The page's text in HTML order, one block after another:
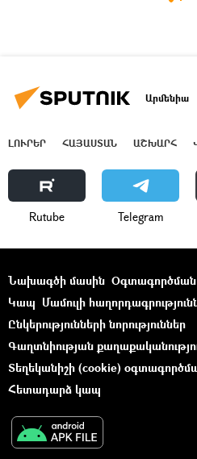
Արմենիա
ԼՈՒՐԵՐ ՀԱՅԱՍՏԱՆ ԱՇԽԱՐՀ
Rutube Telegram
Նախագծի մասին Օգտագործման
Կապ Մամուլի
Ընկերությունների նորություններ
Գաղտնիության
Տեղեկանիշի (cookie)
Հետադարձ կապ